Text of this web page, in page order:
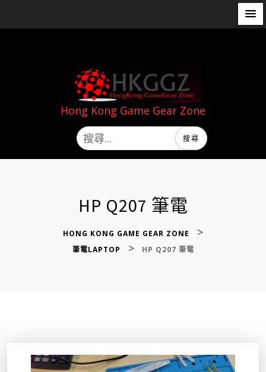
Hong Kong Game Gear Zone
HP Q207 筆電
HONG KONG GAME GEAR ZONE >
筆電LAPTOP > HP Q207 筆電